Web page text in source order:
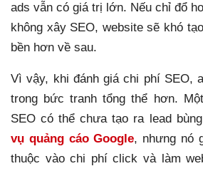
ads vẫn có giá trị lớn. Nếu chỉ đổ
không xây SEO, website sẽ khó
bền hơn về sau.
Vì vậy, khi đánh giá chi phí SEO,
trong bức tranh tổng thể hơn.
SEO có thể chưa tạo ra lead
vụ quảng cáo Google, nhưng nó
thuộc vào chi phí click và làm